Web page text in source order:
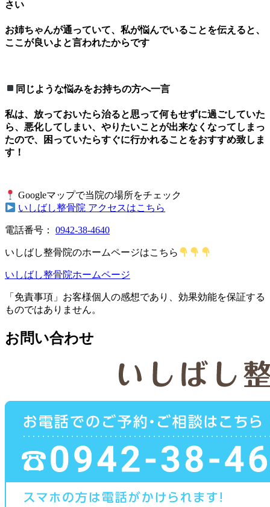
さい
お姉ちゃんが通っていて、私が悩んでいることを伝えると、
ここが良いよと言われたからです
同じような悩みをお持ちの方へ一言
私は、放っておいたら治ると思って何もせずに過ごしていた
ら、悪化してしまい、やりたいことが出来なくなってしまっ
たので、困っていたらすぐに行かれることをおすすめ致しま
す！
Googleマップで当院の場所をチェック
いしばし整骨院 アクセスはこちら
電話番号： 0942-38-4640
いしばし整骨院のホームページはこちら
いしばし整骨院ホームページ
「免責事項」お客様個人の感想であり、効果効能を保証する
ものではありません。
お問い合わせ